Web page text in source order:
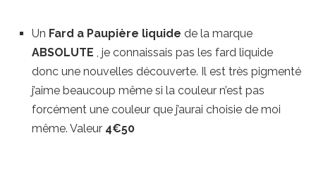
Un Fard a Paupière liquide de la marque
ABSOLUTE , je connaissais pas les fard liquide
donc une nouvelles découverte. Il est très pigmenté
j’aime beaucoup même si la couleur n’est pas
forcément une couleur que j’aurai choisie de moi
même. Valeur 4€50